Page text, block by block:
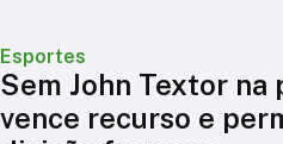
Esportes
Sem John Textor na
vence recurso e